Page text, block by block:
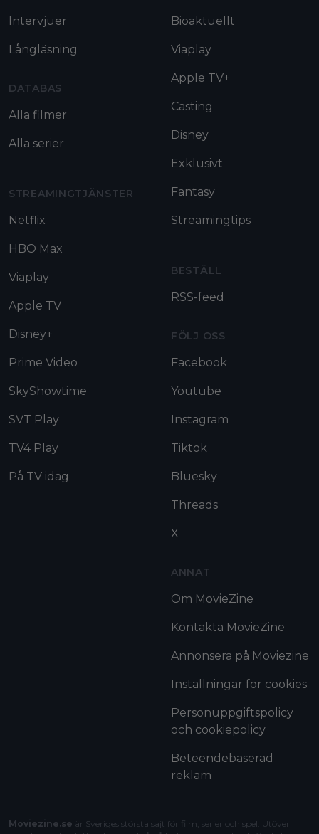
Intervjuer
Långläsning
DATABAS
Alla filmer
Alla serier
STREAMINGTJÄNSTER
Netflix
HBO Max
Viaplay
Apple TV
Disney+
Prime Video
SkyShowtime
SVT Play
TV4 Play
På TV idag
Bioaktuellt
Viaplay
Apple TV+
Casting
Disney
Exklusivt
Fantasy
Streamingtips
BESTÄLL
RSS-feed
FÖLJ OSS
Facebook
Youtube
Instagram
Tiktok
Bluesky
Threads
X
ANNAT
Om MovieZine
Kontakta MovieZine
Annonsera på Moviezine
Inställningar för cookies
Personuppgiftspolicy
och cookiepolicy
Beteendebaserad
reklam
Moviezine.se är Sveriges största sajt för film, serier och spel. Utöver